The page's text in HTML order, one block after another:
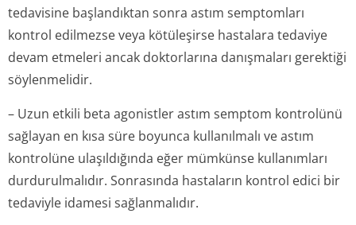
tedavisine başlandıktan sonra astım semptomları
kontrol edilmezse veya kötüleşirse hastalara tedaviye
devam etmeleri ancak doktorlarına danışmaları gerektiği
söylenmelidir.
– Uzun etkili beta agonistler astım semptom kontrolünü
sağlayan en kısa süre boyunca kullanılmalı ve astım
kontrolüne ulaşıldığında eğer mümkünse kullanımları
durdurulmalıdır. Sonrasında hastaların kontrol edici bir
tedaviyle idamesi sağlanmalıdır.